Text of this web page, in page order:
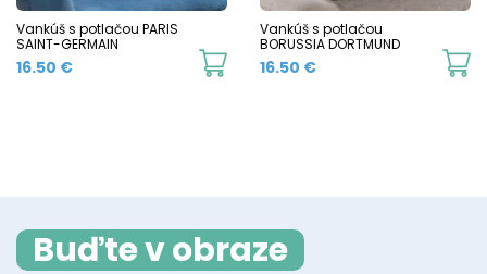
Vankúš s potlačou PARIS
SAINT-GERMAIN
16.50 €
Vankúš s potlačou
BORUSSIA DORTMUND
16.50 €
Buďte v obraze